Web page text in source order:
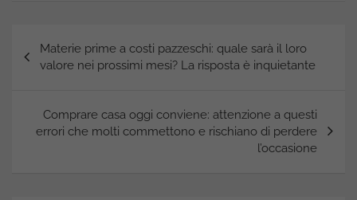
articoli
Materie prime a costi pazzeschi: quale sarà il loro
valore nei prossimi mesi? La risposta è inquietante
Comprare casa oggi conviene: attenzione a questi
errori che molti commettono e rischiano di perdere
l’occasione